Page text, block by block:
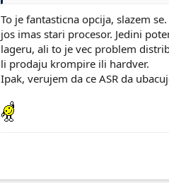
To je fantasticna opcija, slazem
jos imas stari procesor. Jedini
lageru, ali to je vec problem
li prodaju krompire ili hardver.
Ipak, verujem da ce ASR da